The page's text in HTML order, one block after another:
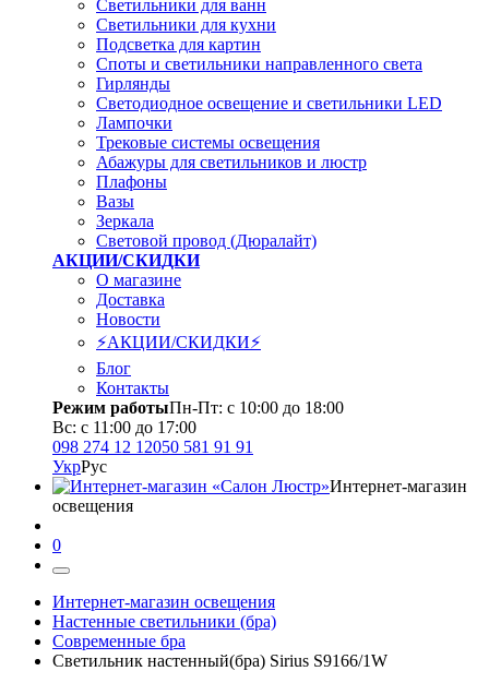
Светильники для ванн
Светильники для кухни
Подсветка для картин
Споты и светильники направленного света
Гирлянды
Светодиодное освещение и светильники LED
Лампочки
Трековые системы освещения
Абажуры для светильников и люстр
Плафоны
Вазы
Зеркала
Световой провод (Дюралайт)
АКЦИИ/СКИДКИ
О магазине
Доставка
Новости
⚡АКЦИИ/СКИДКИ⚡
Блог
Контакты
Режим работыПн-Пт: с 10:00 до 18:00
Вс: с 11:00 до 17:00
098 274 12 12050 581 91 91
УкрРус
Интернет-магазин
освещения
0
Интернет-магазин освещения
Настенные светильники (бра)
Современные бра
Светильник настенный(бра) Sirius S9166/1W